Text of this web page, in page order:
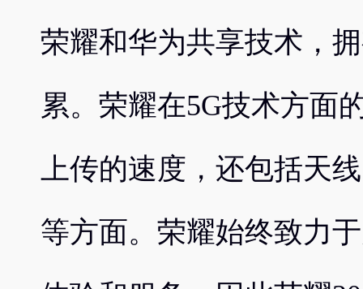
荣耀和华为共享技术，
累。荣耀在5G技术方面
上传的速度，还包括天
等方面。荣耀始终致力